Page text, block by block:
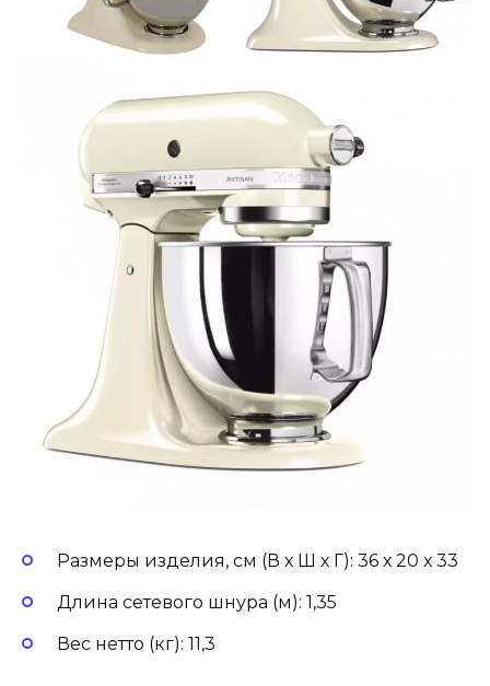
Размеры изделия, см (В х Ш х Г): 36 х 20 х 33
Длина сетевого шнура (м): 1,35
Вес нетто (кг): 11,3